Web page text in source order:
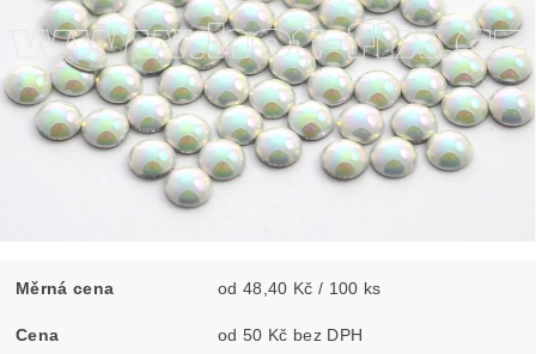
Měrná cena od 48,40 Kč / 100 ks
Cena od 50 Kč bez DPH